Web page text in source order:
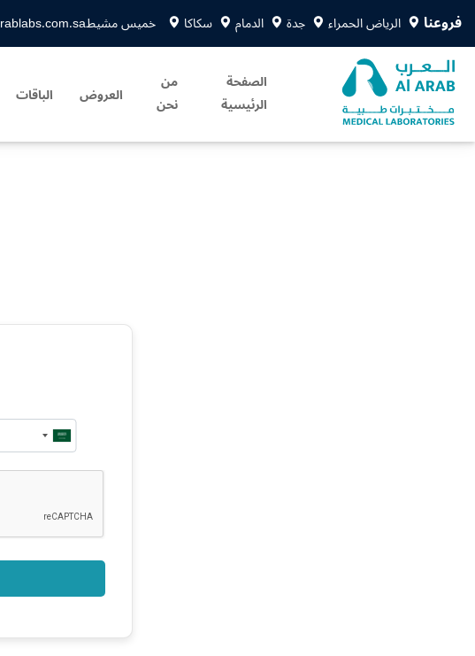
فروعنا الرياض الحمراء جدة الدمام سكاكا خميس مشيط
الصفحة
الرئيسية
من
نحن العروض الباقات
Saudi
Arabia